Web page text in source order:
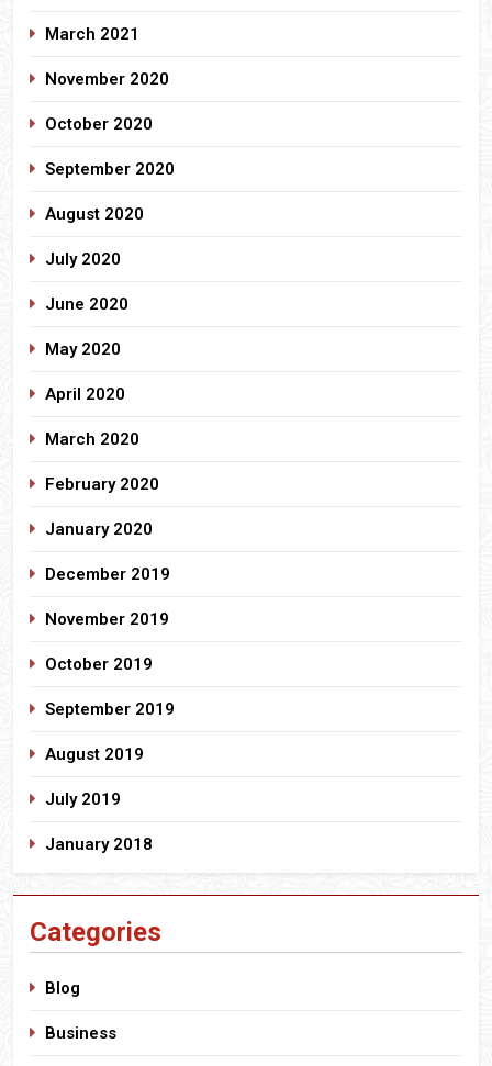
March 2021
November 2020
October 2020
September 2020
August 2020
July 2020
June 2020
May 2020
April 2020
March 2020
February 2020
January 2020
December 2019
November 2019
October 2019
September 2019
August 2019
July 2019
January 2018
Categories
Blog
Business